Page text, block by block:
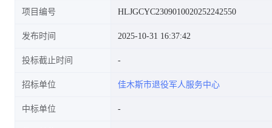
项目编号 HLJGCYC2309010020252242550
发布时间 2025-10-31 16:37:42
投标截止时间
招标单位 佳木斯市退役军人服务中心
中标单位